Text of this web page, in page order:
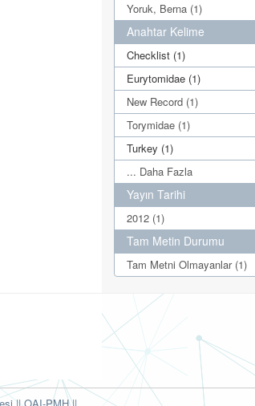
Yoruk, Berna (1)
Anahtar Kelime
Checklist (1)
Eurytomidae (1)
New Record (1)
Torymidae (1)
Turkey (1)
... Daha Fazla
Yayın Tarihi
2012 (1)
Tam Metin Durumu
Tam Metni Olmayanlar (1)